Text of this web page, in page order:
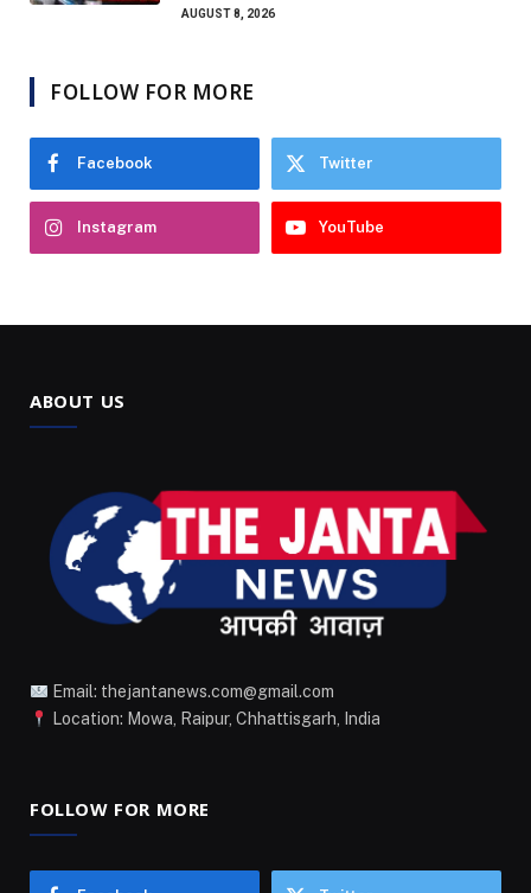
AUGUST 8, 2026
FOLLOW FOR MORE
Facebook Twitter
Instagram YouTube
ABOUT US
Email: thejantanews.com@gmail.com
Location: Mowa, Raipur, Chhattisgarh, India
FOLLOW FOR MORE